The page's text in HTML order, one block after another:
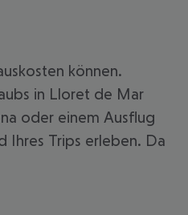
können.
in Lloret de Mar
oder einem Ausflug
Ihres Trips erleben. Da